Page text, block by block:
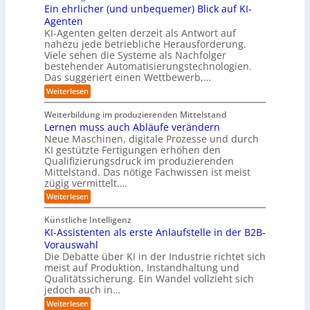
c
h
n
R
o
u
t
e
-
H
e
r
s
t
e
l
r
n
K
I
P
r
o
j
e
k
t
e
i
d
e
r
I
n
d
u
s
t
r
i
e
e
r
m
ö
g
l
i
y
e
r
r
i
s
i
k
o
w
a
c
h
s
e
n
d
e
R
a
n
s
o
m
w
a
r
e
-
f
r
I
n
d
u
s
t
r
i
e
r
o
b
o
t
e
r
D
w
i
l
l
i
n
g
f
ü
r
T
a
t
o
r
t
e
Ein ehrlicher (und unbequemer) Blick auf KI-
Agenten
KI-Agenten gelten derzeit als Antwort auf
nahezu jede betriebliche Herausforderung.
Viele sehen die Systeme als Nachfolger
bestehender Automatisierungstechnologien.
Das suggeriert einen Wettbewerb,…
Weiterlesen:
E
n
e
h
r
l
i
c
h
e
r
u
n
d
u
n
b
e
q
u
Weiterbildung im produzierenden Mittelstand
Lernen muss auch Abläufe verändern
Neue Maschinen, digitale Prozesse und durch
KI gestützte Fertigungen erhöhen den
Qualifizierungsdruck im produzierenden
Mittelstand. Das nötige Fachwissen ist meist
zügig vermittelt.…
Weiterlesen:
L
e
r
n
e
n
m
u
s
s
a
Künstliche Intelligenz
KI-Assistenten als erste Anlaufstelle in der B2B-
Vorauswahl
Die Debatte über KI in der Industrie richtet sich
meist auf Produktion, Instandhaltung und
Qualitätssicherung. Ein Wandel vollzieht sich
jedoch auch in…
Weiterlesen: